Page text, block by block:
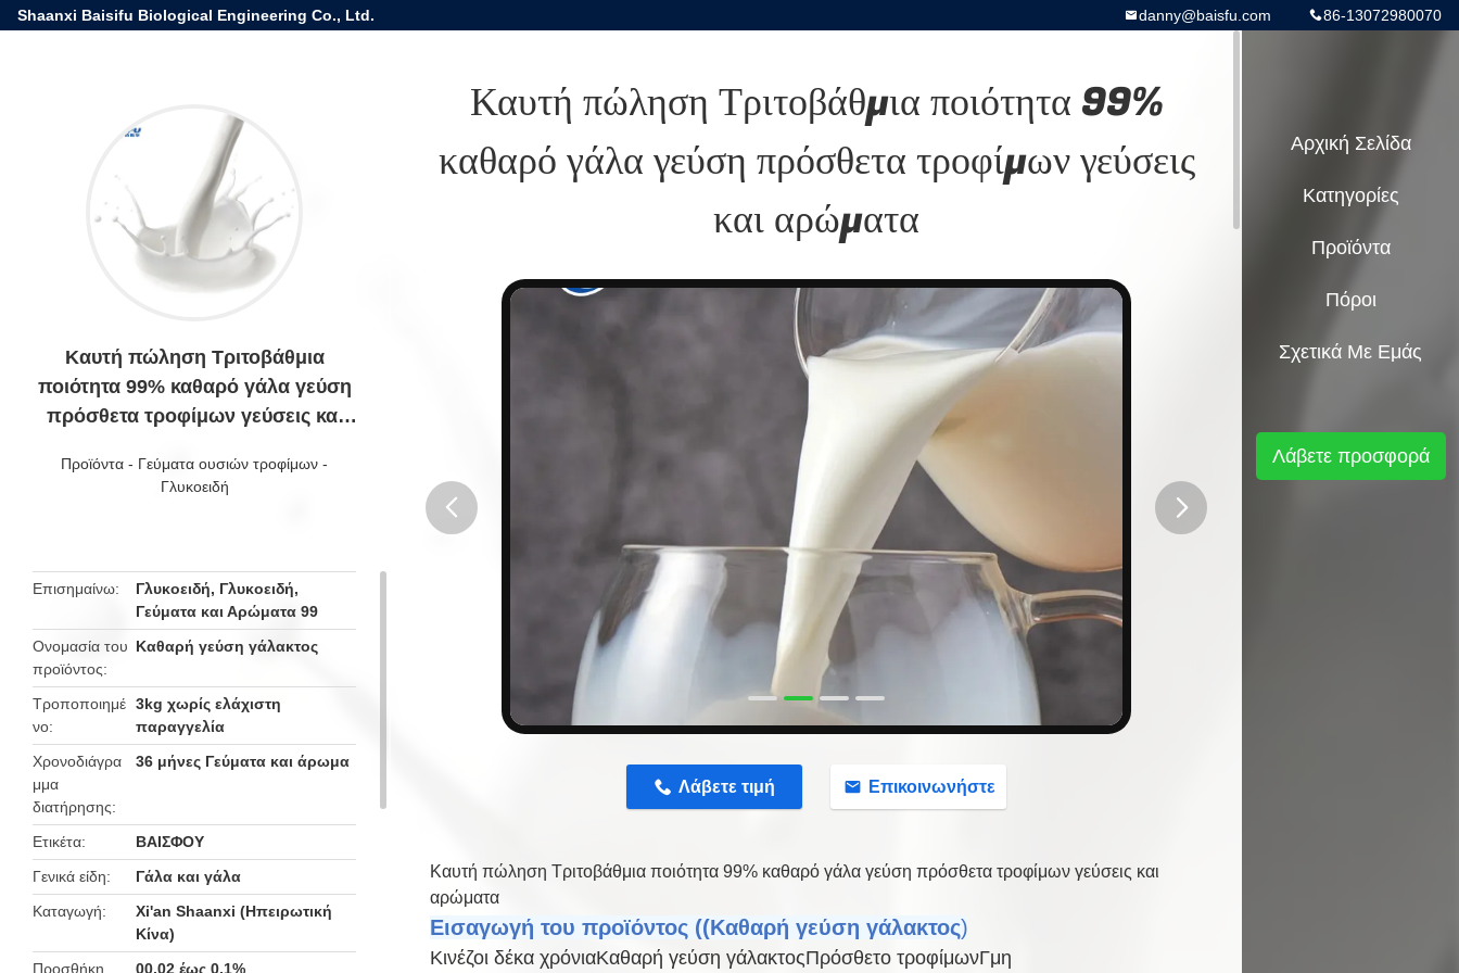
Shaanxi Baisifu Biological Engineering Co., Ltd. 86-13072980070
danny@baisfu.com
Καυτή πώληση Τριτοβάθμια
ποιότητα 99% καθαρό γάλα γεύση
πρόσθετα τροφίμων γεύσεις και
Προϊόντα - Γεύματα ουσιών τροφίμων -
Γλυκοειδή
Επισημαίνω Γλυκοειδή, Γλυκοειδή,
Γεύματα και Αρώματα 99
Ονομασία του
προϊόντος
Καθαρή γεύση γάλακτος
Τροποποιημέ
νο
3kg χωρίς ελάχιστη
παραγγελία
Χρονοδιάγρα
μμα
διατήρησης
36 μήνες Γεύματα και άρωμα
Ετικέτα
ΒΑΙΣΦΟΥ
Γενικά είδη
Γάλα και γάλα
Καταγωγή
Xi'an Shaanxi (Ηπειρωτική
Κίνα)
Προσθήκη
00,02 έως 0,1%
Καυτή πώληση Τριτοβάθμια ποιότητα 99%
καθαρό γάλα γεύση πρόσθετα τροφίμων γεύσεις
και αρώματα
Λάβετε τιμή Επικοινωνήστε
Καυτή πώληση Τριτοβάθμια ποιότητα 99% καθαρό γάλα γεύση πρόσθετα τροφίμων γεύσεις και
αρώματα
Εισαγωγή του προϊόντος ((Καθαρή γεύση γάλακτος)
Κινέζοι δέκα χρόνιαΚαθαρή γεύση γάλακτοςΠρόσθετο τροφίμωνΓμη
Αρχική Σελίδα
Κατηγορίες
Προϊόντα
Πόροι
Σχετικά Με Εμάς
Λάβετε προσφορά